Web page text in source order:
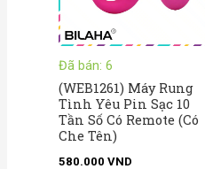
Đã bán: 6
(WEB1261) Máy Rung
Tình Yêu Pin Sạc 10
Tần Số Có Remote (Có
Che Tên)
580.000VND